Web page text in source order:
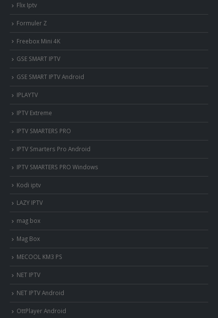
Flix Iptv
Formuler Z
Freebox Mini 4K
‎GSE SMART IPTV
GSE SMART IPTV Android
IPLAYTV
IPTV Extreme
IPTV SMARTERS PRO
IPTV Smarters Pro Android
IPTV SMARTERS PRO Windows
Kodi iptv
LAZY IPTV
mag box
Mag Box
MECOOL KM3 PS
NET IPTV
NET IPTV Android
OttPlayer Android